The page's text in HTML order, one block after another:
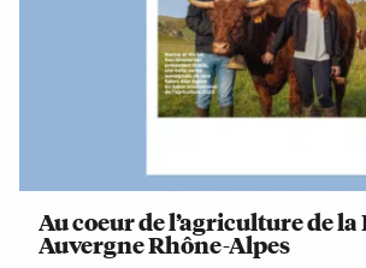
Au coeur de l’agriculture de la
Auvergne Rhône-Alpes